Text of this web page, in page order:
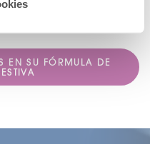
EN SU FÓRMULA DE